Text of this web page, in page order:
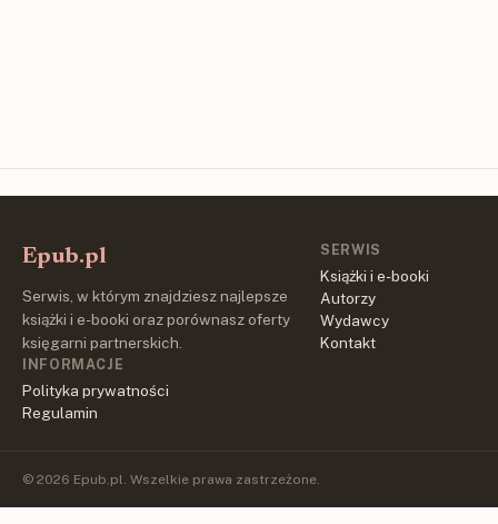
Epub.pl
Serwis, w którym znajdziesz najlepsze
książki i e-booki oraz porównasz oferty
księgarni partnerskich.
SERWIS
Książki i e-booki
Autorzy
Wydawcy
Kontakt
INFORMACJE
Polityka prywatności
Regulamin
© 2026 Epub.pl. Wszelkie prawa zastrzeżone.